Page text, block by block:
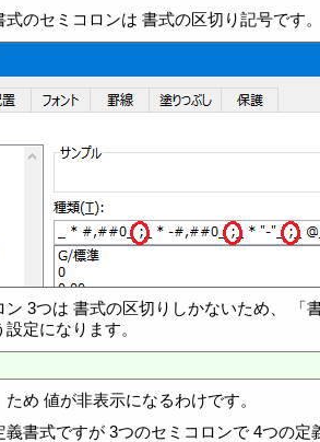
式のセミコロンは 書式の区切り記号です
ン 3つは 書式の区切りしかないため、 「
定になります。
ため 値が非表示になるわけです。
義書式ですが 3つのセミコロンで 4つの定